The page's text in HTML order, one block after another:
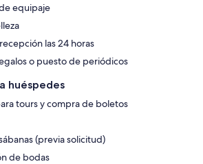
equipaje
las 24 horas
o puesto de periódicos
huéspedes
tours y compra de boletos
(previa solicitud)
de bodas